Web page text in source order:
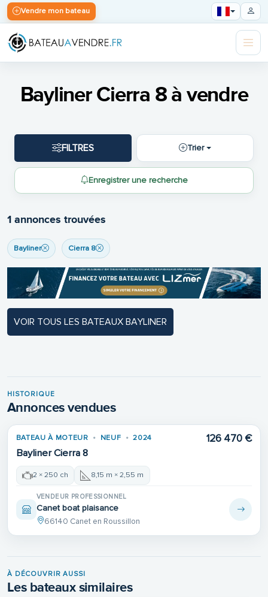
Vendre mon bateau
Bayliner Cierra 8 à vendre
FILTRES Trier
Enregistrer une recherche
1 annonces trouvées
Bayliner Cierra 8
VOIR TOUS LES BATEAUX BAYLINER
HISTORIQUE
Annonces vendues
VENDU
BATEAU À MOTEUR NEUF 2024
Bayliner Cierra 8
126 470 €
2 × 250 ch 8,15 m × 2,55 m
VENDEUR PROFESSIONNEL
Canet boat plaisance
66140 Canet en Roussillon
À DÉCOUVRIR AUSSI
Les bateaux similaires